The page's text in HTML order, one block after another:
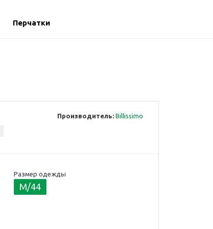
Перчатки
Производитель: Billissimo
Размер одежды
M/44